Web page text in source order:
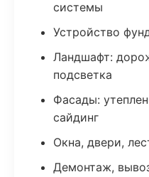
системы
Устройство
Ландшафт:
подсветка
Фасады:
сайдинг
Окна, двери,
Демонтаж,